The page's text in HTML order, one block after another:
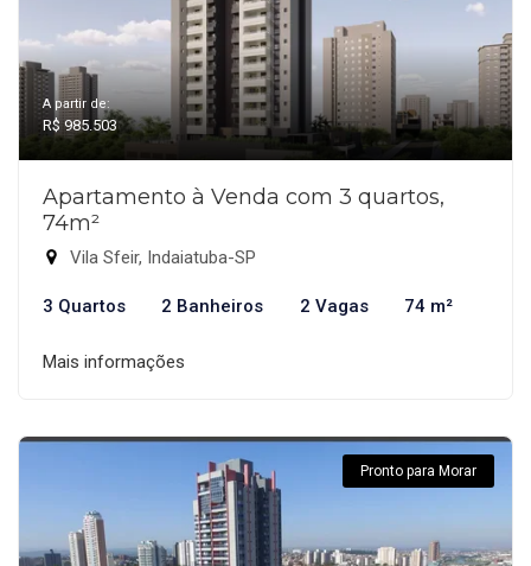
A partir de:
R$ 985.503
Apartamento à Venda com 3 quartos,
74m²
Vila Sfeir, Indaiatuba-SP
3 Quartos 2 Banheiros 2 Vagas 74 m²
Mais informações
Pronto para Morar